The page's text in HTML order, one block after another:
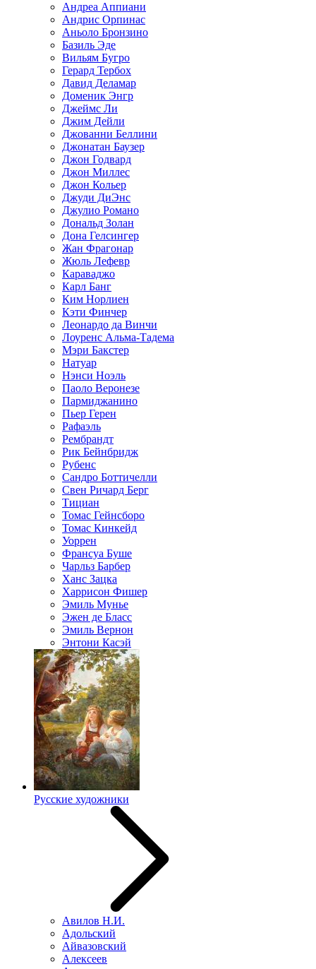
Андреа Аппиани
Андрис Орпинас
Аньоло Бронзино
Базиль Эде
Вильям Бугро
Герард Тербох
Давид Деламар
Доменик Энгр
Джеймс Ли
Джим Дейли
Джованни Беллини
Джонатан Баузер
Джон Годвард
Джон Миллес
Джон Кольер
Джуди ДиЭнс
Джулио Романо
Дональд Золан
Дона Гелсингер
Жан Фрагонар
Жюль Лефевр
Караваджо
Карл Банг
Ким Норлиен
Кэти Финчер
Леонардо да Винчи
Лоуренс Альма-Тадема
Мэри Бакстер
Натуар
Нэнси Ноэль
Паоло Веронезе
Пармиджанино
Пьер Герен
Рафаэль
Рембрандт
Рик Бейнбридж
Рубенс
Сандро Боттичелли
Свен Ричард Берг
Тициан
Томас Гейнсборо
Томас Кинкейд
Уоррен
Франсуа Буше
Чарльз Барбер
Ханс Зацка
Харрисон Фишер
Эмиль Мунье
Эжен де Бласс
Эмиль Вернон
Энтони Касэй
Русские художники
Авилов Н.И.
Адольский
Айвазовский
Алексеев